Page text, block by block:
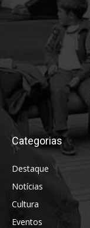
Categorias
Destaque
Notícias
Cultura
Eventos